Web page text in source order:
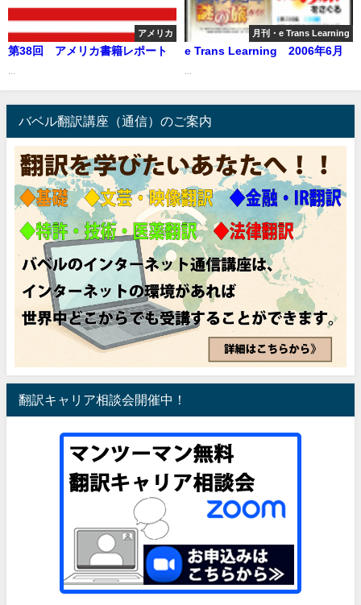
アメリカ
第38回 アメリカ書籍レポート
月刊・e Trans Learning
e Trans Learning 2006年6月
バベル翻訳講座（通信）のご案内
翻訳キャリア相談会開催中！